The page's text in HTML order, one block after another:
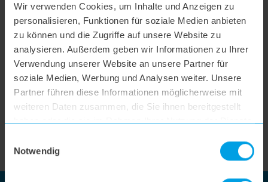
Wir verwenden Cookies, um Inhalte und Anzeigen zu
personalisieren, Funktionen für soziale Medien anbieten
zu können und die Zugriffe auf unsere Website zu
analysieren. Außerdem geben wir Informationen zu Ihrer
Verwendung unserer Website an unsere Partner für
soziale Medien, Werbung und Analysen weiter. Unsere
Partner führen diese Informationen möglicherweise mit
weiteren Daten zusammen, die Sie ihnen bereitgestellt
haben oder die sie im Rahmen Ihrer Nutzung der Dienste
Notwendig
German Design und Engineering.
Unsere Produkte werden in Deutschland entwickelt und